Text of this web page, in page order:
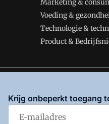
Marketing &
Voeding &
Technologie &
Product &
enPrivacy en
Krijg onbeperkt toegang